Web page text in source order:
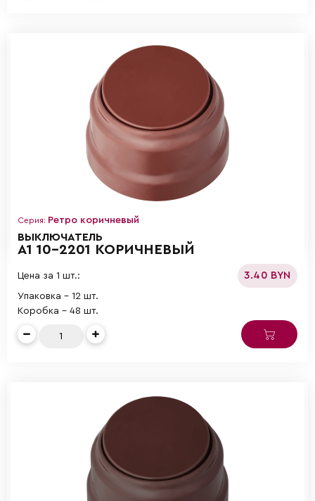
Серия: Ретро коричневый
ВЫКЛЮЧАТЕЛЬ
А1 10-2201 КОРИЧНЕВЫЙ
Цена за 1 шт.: 3.40 BYN
Упаковка - 12 шт.
Коробка - 48 шт.